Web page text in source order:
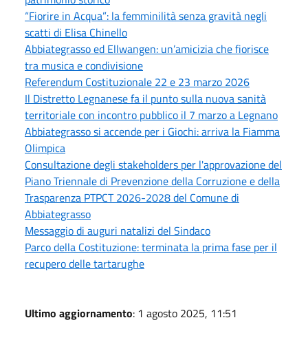
“Fiorire in Acqua”: la femminilità senza gravità negli
scatti di Elisa Chinello
Abbiategrasso ed Ellwangen: un’amicizia che fiorisce
tra musica e condivisione
Referendum Costituzionale 22 e 23 marzo 2026
Il Distretto Legnanese fa il punto sulla nuova sanità
territoriale con incontro pubblico il 7 marzo a Legnano
Abbiategrasso si accende per i Giochi: arriva la Fiamma
Olimpica
Consultazione degli stakeholders per l'approvazione del
Piano Triennale di Prevenzione della Corruzione e della
Trasparenza PTPCT 2026-2028 del Comune di
Abbiategrasso
Messaggio di auguri natalizi del Sindaco
Parco della Costituzione: terminata la prima fase per il
recupero delle tartarughe
Ultimo aggiornamento: 1 agosto 2025, 11:51